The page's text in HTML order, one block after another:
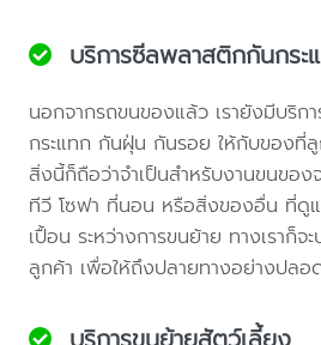
บริการซีลพลาสติกกันกระ
นอกจากรถขนของแล้ว เรายังมีบริก
กระแทก กันฝุ่น กันรอย ให้กับของที่
สิ่งนี้ก็ถือว่าจำเป็นสำหรับงานขนขอ
ทีวี โซฟา ที่นอน หรือสิ่งของอื่น ที่ดูแ
เปื้อน ระหว่างการขนย้าย ทางเราก็จ
ลูกค้า เพื่อให้ถึงปลายทางอย่างปล